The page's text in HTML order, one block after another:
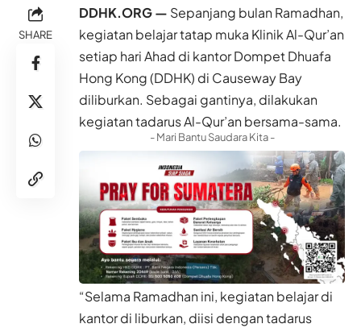
SHARE
DDHK.ORG — Sepanjang bulan Ramadhan,
kegiatan belajar tatap muka Klinik Al-Qur’an
setiap hari Ahad di kantorDompet Dhuafa
Hong Kong(DDHK) di Causeway Bay
diliburkan. Sebagai gantinya, dilakukan
kegiatan tadarus Al-Qur’an bersama-sama.
- Mari Bantu Saudara Kita -
“Selama Ramadhan ini, kegiatan belajar di
kantor di liburkan, diisi dengan tadarus